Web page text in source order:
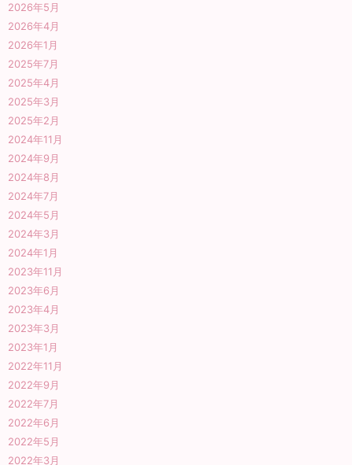
2026年5月
2026年4月
2026年1月
2025年7月
2025年4月
2025年3月
2025年2月
2024年11月
2024年9月
2024年8月
2024年7月
2024年5月
2024年3月
2024年1月
2023年11月
2023年6月
2023年4月
2023年3月
2023年1月
2022年11月
2022年9月
2022年7月
2022年6月
2022年5月
2022年3月